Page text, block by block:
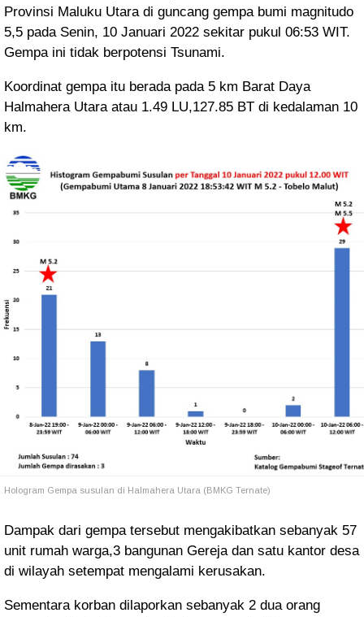
Provinsi Maluku Utara di guncang gempa bumi magnitudo
5,5 pada Senin, 10 Januari 2022 sekitar pukul 06:53 WIT.
Gempa ini tidak berpotensi Tsunami.
Koordinat gempa itu berada pada 5 km Barat Daya
Halmahera Utara atau 1.49 LU,127.85 BT di kedalaman 10
km.
Hologram Gempa susulan di Halmahera Utara (BMKG Ternate)
Dampak dari gempa tersebut mengakibatkan sebanyak 57
unit rumah warga,3 bangunan Gereja dan satu kantor desa
di wilayah setempat mengalami kerusakan.
Sementara korban dilaporkan sebanyak 2 dua orang